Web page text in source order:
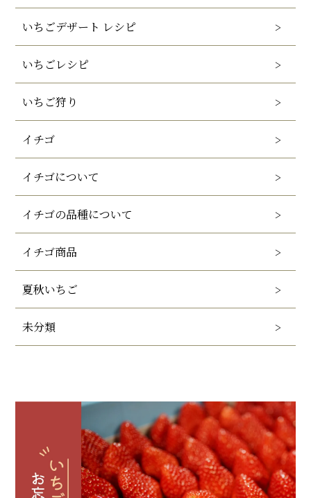
いちごデザート レシピ
いちごレシピ
いちご狩り
イチゴ
イチゴについて
イチゴの品種について
イチゴ商品
夏秋いちご
未分類